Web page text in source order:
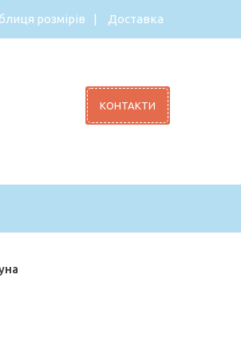
розмірів Доставка
КОНТАКТИ